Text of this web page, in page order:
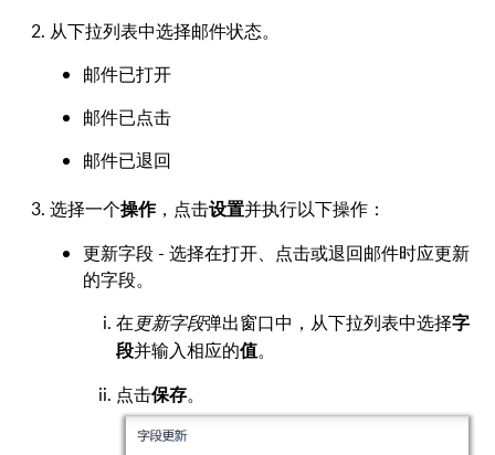
从下拉列表中选择邮件状态。
邮件已打开
邮件已点击
邮件已退回
选择一个操作，点击设置并执行以下操作：
更新字段 - 选择在打开、点击或退回邮件时应更新
的字段。
在更新字段弹出窗口中，从下拉列表中选择字
段并输入相应的值。
点击保存。